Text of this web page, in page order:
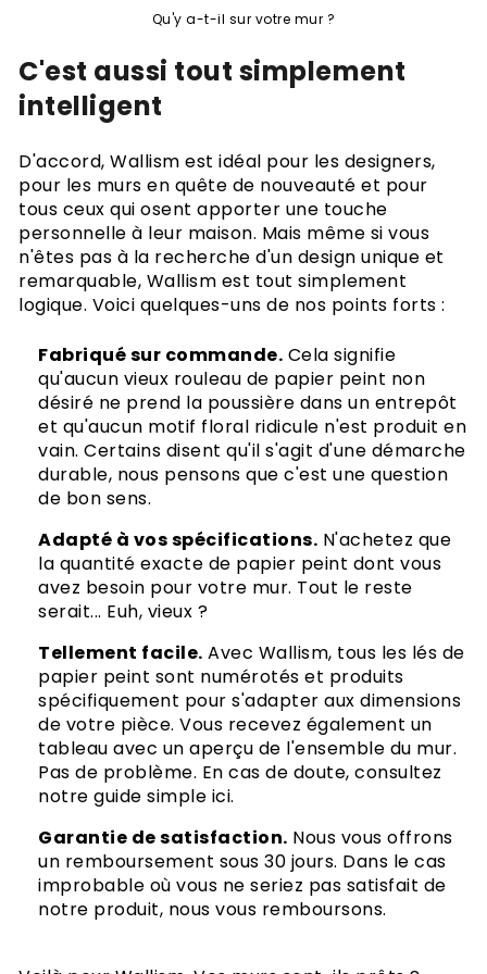
Qu'y a-t-il sur votre mur ?
C'est aussi tout simplement
intelligent
D'accord, Wallism est idéal pour les designers,
pour les murs en quête de nouveauté et pour
tous ceux qui osent apporter une touche
personnelle à leur maison. Mais même si vous
n'êtes pas à la recherche d'un design unique et
remarquable, Wallism est tout simplement
logique. Voici quelques-uns de nos points forts :
Fabriqué sur commande. Cela signifie
qu'aucun vieux rouleau de papier peint non
désiré ne prend la poussière dans un entrepôt
et qu'aucun motif floral ridicule n'est produit en
vain. Certains disent qu'il s'agit d'une démarche
durable, nous pensons que c'est une question
de bon sens.
Adapté à vos spécifications. N'achetez que
la quantité exacte de papier peint dont vous
avez besoin pour votre mur. Tout le reste
serait... Euh, vieux ?
Tellement facile. Avec Wallism, tous les lés de
papier peint sont numérotés et produits
spécifiquement pour s'adapter aux dimensions
de votre pièce. Vous recevez également un
tableau avec un aperçu de l'ensemble du mur.
Pas de problème. En cas de doute, consultez
notre guide simple ici.
Garantie de satisfaction. Nous vous offrons
un remboursement sous 30 jours. Dans le cas
improbable où vous ne seriez pas satisfait de
notre produit, nous vous remboursons.